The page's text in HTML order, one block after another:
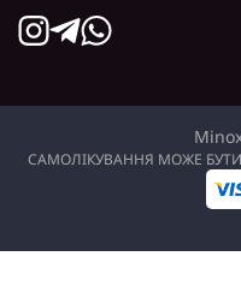
САМОЛІКУВАННЯ МОЖЕ